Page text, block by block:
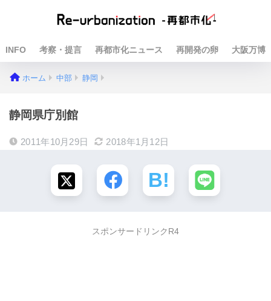
INFO 考察・提言 再都市化ニュース 再開発の卵 大阪万博
ホーム 中部 静岡
静岡県庁別館
2011年10月29日 2018年1月12日
スポンサードリンクR4